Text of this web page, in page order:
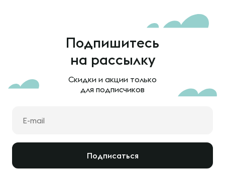
Подпишитесь
на рассылку
Скидки и акции только
для подписчиков
Подписаться